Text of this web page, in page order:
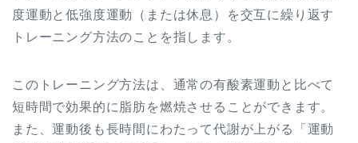
度運動と低強度運動（または休息）を交互に繰り返す
トレーニング方法のことを指します。
このトレーニング方法は、通常の有酸素運動と比べて
短時間で効果的に脂肪を燃焼させることができます。
また、運動後も長時間にわたって代謝が上がる「運動